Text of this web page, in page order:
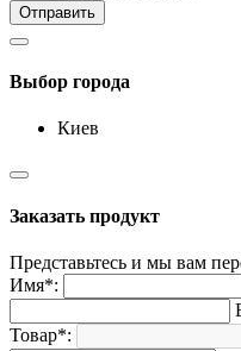
Отправить
Выбор города
Киев
Заказать продукт
Представьтесь и мы вам
Имя*:
Товар*: